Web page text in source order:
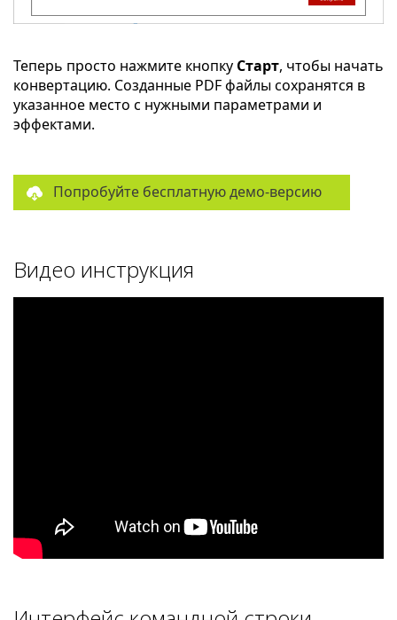
Теперь просто нажмите кнопку Старт, чтобы начать
конвертацию. Созданные PDF файлы сохранятся в
указанное место с нужными параметрами и
эффектами.
Попробуйте бесплатную демо-версию
Видео инструкция